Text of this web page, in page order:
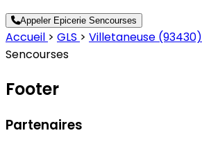
Appeler Epicerie Sencourses
Accueil > GLS > Villetaneuse (93430)
Sencourses
Footer
Partenaires